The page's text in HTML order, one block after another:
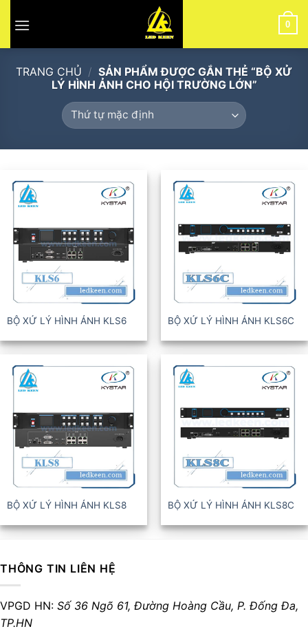
0
TRANG CHỦ / SẢN PHẨM ĐƯỢC GẮN THẺ “BỘ XỬ
LÝ HÌNH ẢNH CHO HỘI TRƯỜNG LỚN”
BỘ XỬ LÝ HÌNH ẢNH KLS6 BỘ XỬ LÝ HÌNH ẢNH KLS6C
BỘ XỬ LÝ HÌNH ẢNH KLS8 BỘ XỬ LÝ HÌNH ẢNH KLS8C
THÔNG TIN LIÊN HỆ
VPGD HN: Số 36 Ngõ 61, Đường Hoàng Cầu, P. Đống Đa,
TP.HN